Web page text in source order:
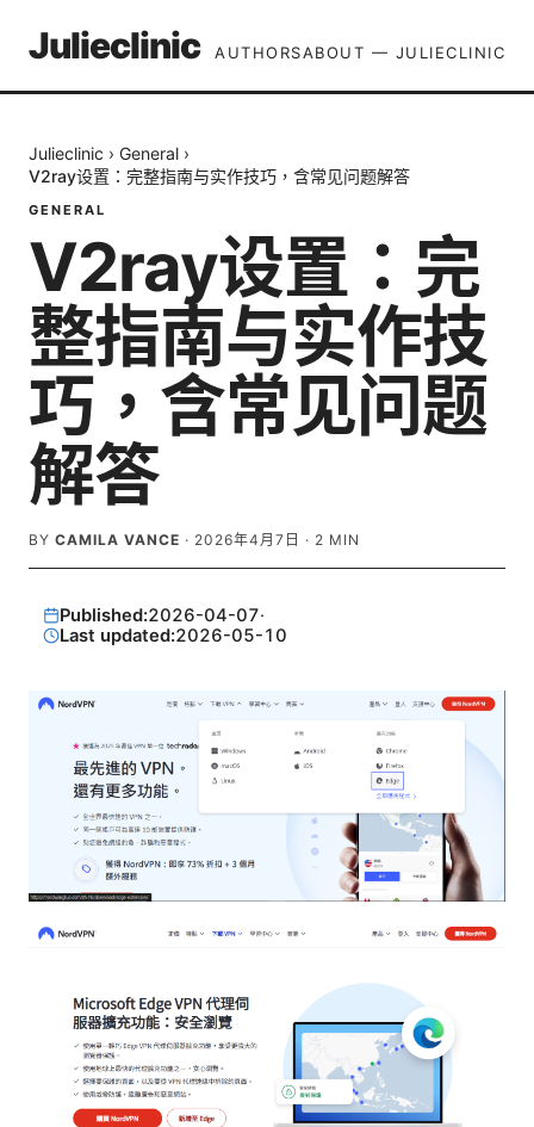
Julieclinic AUTHORSABOUT — JULIECLINIC
Julieclinic › General ›
V2ray设置：完整指南与实作技巧，含常见问题解答
GENERAL
V2ray设置：完
整指南与实作技
巧，含常见问题
解答
BY CAMILA VANCE · 2026年4月7日 · 2 MIN
Published:2026-04-07·
Last updated:2026-05-10